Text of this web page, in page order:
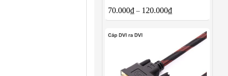
70.000₫ – 120.000₫